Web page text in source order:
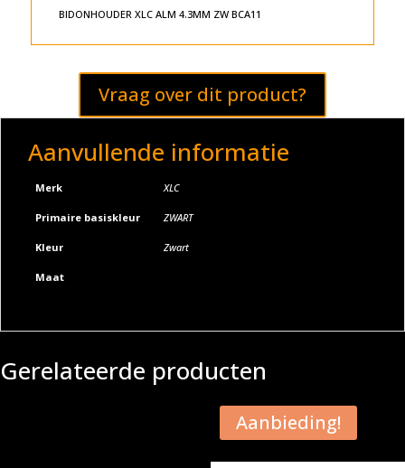
BIDONHOUDER XLC ALM 4.3MM ZW BCA11
Vraag over dit product?
Aanvullende informatie
Merk XLC
Primaire basiskleur ZWART
Kleur Zwart
Maat
Gerelateerde producten
Aanbieding!